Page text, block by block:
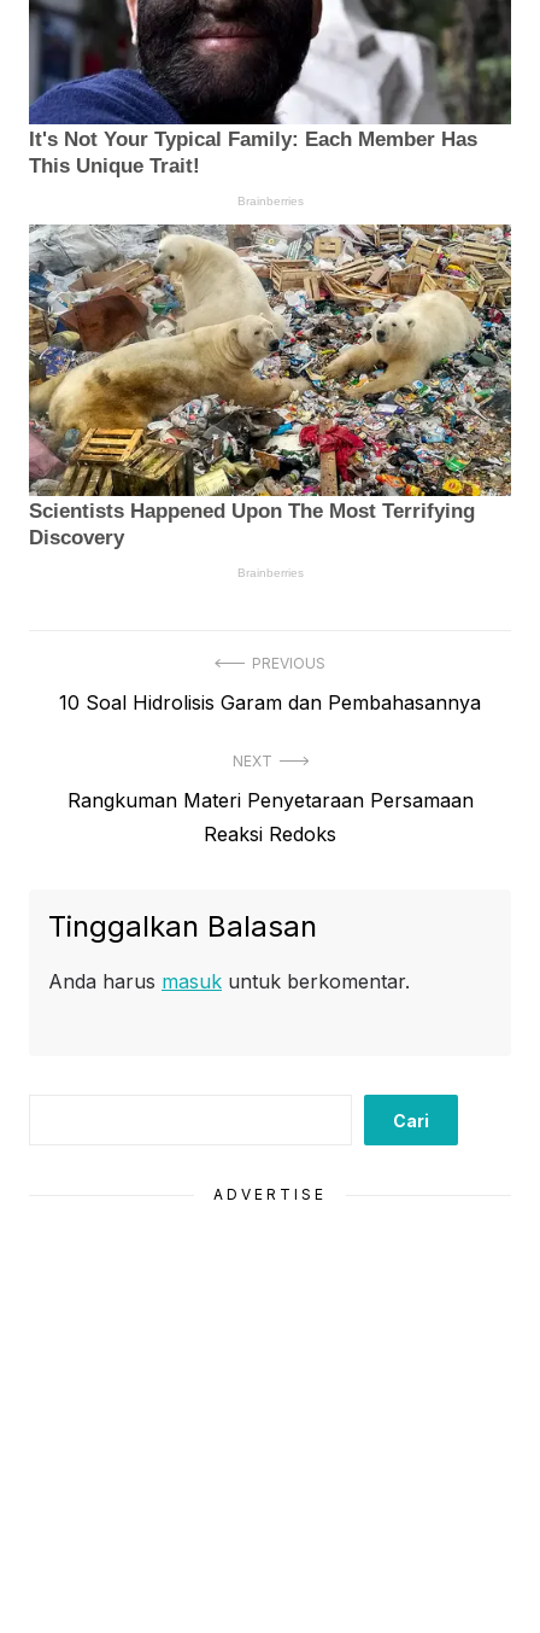
pos
PREVIOUS
Previous
10 Soal Hidrolisis Garam dan Pembahasannya
NEXT
NextRangkuman Materi Penyetaraan Persamaan
Reaksi Redoks
Tinggalkan Balasan
Anda harus masuk untuk berkomentar.
Cari
ADVERTISE